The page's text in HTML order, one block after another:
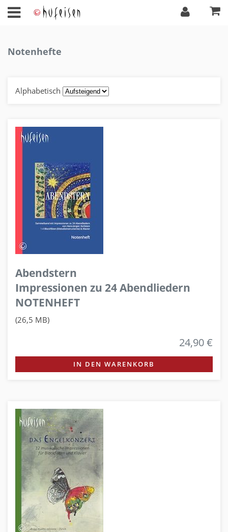
Notenhefte
Alphabetisch
Abendstern
Impressionen zu 24 Abendliedern
NOTENHEFT
(26,5 MB)
24,90 €
IN DEN WARENKORB